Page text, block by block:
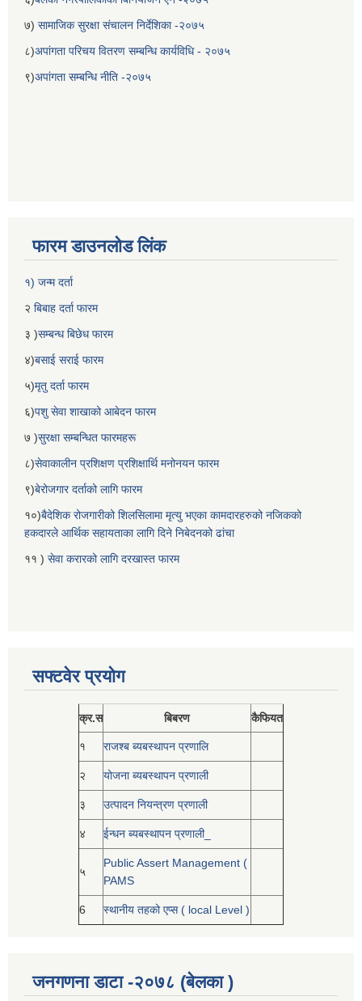
७) सामाजिक सुरक्षा संचालन निर्देशिका -२०७५
८)अपांगता परिचय वितरण सम्बन्धि कार्यविधि - २०७५
९)अपांगता सम्बन्धि नीति -२०७५
फारम डाउनलोड लिंक
१) जन्म दर्ता
२ बिबाह दर्ता फारम
३ )सम्बन्ध बिछेध फारम
४)बसाई सराई फारम
५)मृतु दर्ता फारम
६)पशु सेवा शाखाको आबेदन फारम
७ )सुरक्षा सम्बन्धित फारमहरू
८)सेवाकालीन प्रशिक्षण प्रशिक्षार्थि मनोनयन फारम
९)बेरोजगार दर्ताको लागि फारम
१०)बैदेशिक रोजगारीको शिलसिलामा मृत्यु भएका कामदारहरुको नजिकको
हकदारले आर्थिक सहायताका लागि दिने निबेदनको ढांचा
११ ) सेवा करारको लागि दरखास्त फारम
सफ्टवेर प्रयोग
क्र.स बिबरण कैफियत
१ राजश्ब ब्यबस्थापन प्रणालि
२ योजना ब्यबस्थापन प्रणाली
३ उत्पादन नियन्त्रण प्रणाली
४ ईन्धन ब्यबस्थापन प्रणाली_
५
Public Assert Management (
PAMS
6 स्थानीय तहको एप्स ( local Level )
जनगणना डाटा -२०७८ (बेलका )